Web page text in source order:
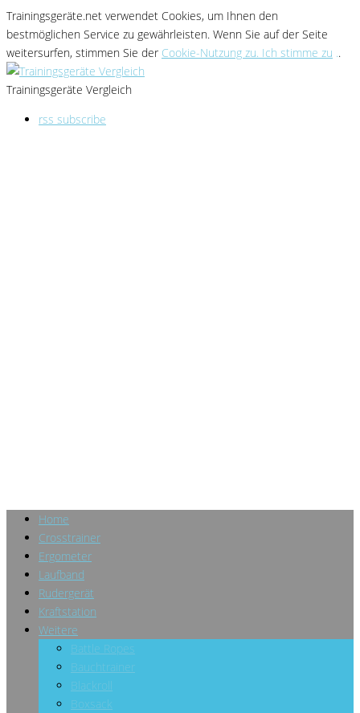
Trainingsgeräte.net verwendet Cookies, um Ihnen den
bestmöglichen Service zu gewährleisten. Wenn Sie auf der Seite
weitersurfen, stimmen Sie der Cookie-Nutzung zu. Ich stimme zu ..
Trainingsgeräte Vergleich
rss subscribe
Home
Crosstrainer
Ergometer
Laufband
Rudergerät
Kraftstation
Weitere
Battle Ropes
Bauchtrainer
Blackroll
Boxsack